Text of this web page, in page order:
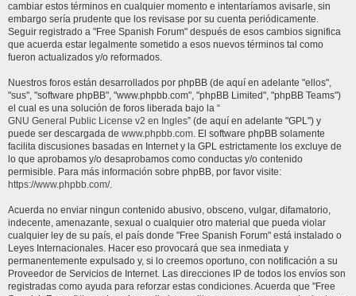
cambiar estos términos en cualquier momento e intentaríamos avisarle, sin
embargo sería prudente que los revisase por su cuenta periódicamente.
Seguir registrado a "Free Spanish Forum" después de esos cambios significa
que acuerda estar legalmente sometido a esos nuevos términos tal como
fueron actualizados y/o reformados.
Nuestros foros están desarrollados por phpBB (de aquí en adelante "ellos",
"sus", "software phpBB", "www.phpbb.com", "phpBB Limited", "phpBB Teams")
el cual es una solución de foros liberada bajo la “
GNU General Public License v2 en Ingles” (de aquí en adelante "GPL") y
puede ser descargada de www.phpbb.com. El software phpBB solamente
facilita discusiones basadas en Internet y la GPL estrictamente los excluye de
lo que aprobamos y/o desaprobamos como conductas y/o contenido
permisible. Para más información sobre phpBB, por favor visite:
https://www.phpbb.com/.
Acuerda no enviar ningun contenido abusivo, obsceno, vulgar, difamatorio,
indecente, amenazante, sexual o cualquier otro material que pueda violar
cualquier ley de su país, el país donde "Free Spanish Forum" está instalado o
Leyes Internacionales. Hacer eso provocará que sea inmediata y
permanentemente expulsado y, si lo creemos oportuno, con notificación a su
Proveedor de Servicios de Internet. Las direcciones IP de todos los envíos son
registradas como ayuda para reforzar estas condiciones. Acuerda que "Free